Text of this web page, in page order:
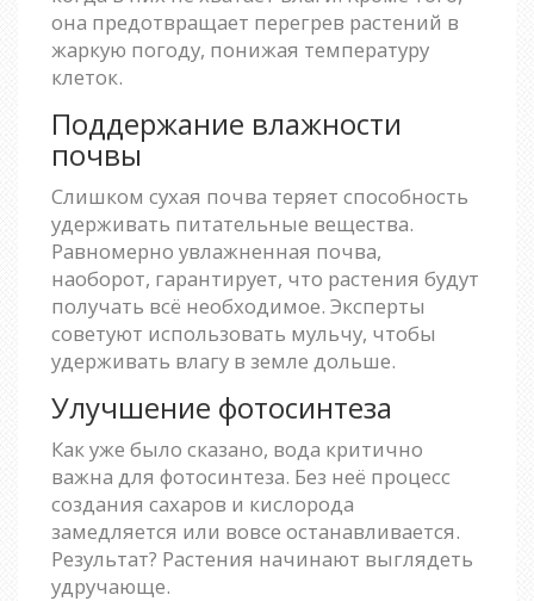
она предотвращает перегрев растений в
жаркую погоду, понижая температуру
клеток.
Поддержание влажности
почвы
Слишком сухая почва теряет способность
удерживать питательные вещества.
Равномерно увлажненная почва,
наоборот, гарантирует, что растения будут
получать всё необходимое. Эксперты
советуют использовать мульчу, чтобы
удерживать влагу в земле дольше.
Улучшение фотосинтеза
Как уже было сказано, вода критично
важна для фотосинтеза. Без неё процесс
создания сахаров и кислорода
замедляется или вовсе останавливается.
Результат? Растения начинают выглядеть
удручающе.